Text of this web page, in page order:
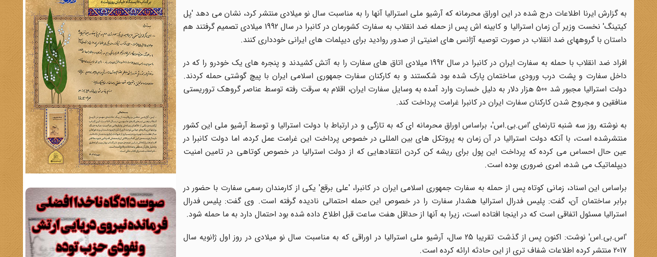
به گزارش ایرنا اطلاعات درج شده در این اوراق محرمانه که آرشیو ملی استرالیا آنها را به مناسبت سال نو میلادی منتشر کرد، نشان می دهد 'پل
کیتینگ' نخست وزیر آن زمان استرالیا و کابینه اش پس از حمله ضد انقلاب به سفارت کشورمان در کانبرا در سال 1992 میلادی تصمیم گرفتند هم
داستان با گروههای ضد انقلاب در صورت توصیه آژانس های امنیتی از صدور روادید برای دیپلمات های ایرانی خودداری کنند.
افراد ضد انقلاب با حمله به سفارت ایران در کانبرا در سال 1992 میلادی اتاق های سفارت را به آتش کشیدند و پنجره های یک خودرو را که در
داخل سفارت و پشت درب ورودی ساختمان پارک شده بود شکستند و به کارکنان سفارت جمهوری اسلامی ایران با پیچ گوشتی حمله کردند.
دولت استرالیا مجبور شد 500 هزار دلار به دلیل خسارت وارد آمده به وسایل سفارت ایران، اقلام به سرقت رفته توسط عناصر گروهک تروریستی
منافقین و مجروح شدن کارکنان سفارت ایران در کانبرا غرامت پرداخت کند.
به نوشته روز سه شنبه تارنمای 'اس.بی.اس'، براساس اوراق محرمانه ای که به تازگی و در ارتباط با دولت استرالیا و توسط آرشیو ملی این کشور
منتشرشده است، با آنکه دولت استرالیا در آن زمان به پروتکل های بین المللی در خصوص پرداخت این غرامت عمل کرده، اما دولت کانبرا در
عین حال احساس می کرده که پرداخت این پول برای ریشه کن کردن انتقادهایی که از دولت استرالیا در خصوص کوتاهی در تامین امنیت
دیپلماتیک می شده، امری ضروری بوده است.
براساس این اسناد، زمانی کوتاه پس از حمله به سفارت جمهوری اسلامی ایران در کانبرا، 'علی برقع' یکی از کارمندان رسمی سفارت با حضور در
برابر ساختمان آن، گفت: پلیس فدرال استرالیا هشدار سفارت را در خصوص این حمله احتمالی نادیده گرفته است. وی گفت: پلیس فدرال
استرالیا مسئول اتفاقی است که در اینجا افتاده است، زیرا به آنها از حداقل هفت ساعت قبل اطلاع داده شده بود احتمال دارد به ما حمله شود.
'اس.بی.اس' نوشت: اکنون پس از گذشت تقریبا 25 سال، آرشیو ملی استرالیا در اوراقی که به مناسبت سال نو میلادی در روز اول ژانویه سال
2017 منتشر کرده اطلاعات شفاف تری از این حادثه ارائه کرده است.